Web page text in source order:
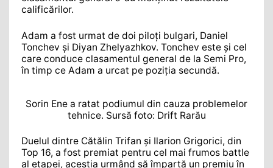
calificărilor.
Adam a fost urmat de doi piloți bulgari, Daniel
Tonchev și Diyan Zhelyazhkov. Tonchev este și cel
care conduce clasamentul general de la Semi Pro,
în timp ce Adam a urcat pe poziția secundă.
Sorin Ene a ratat podiumul din cauza problemelor
tehnice. Sursă foto: Drift Rarău
Duelul dintre Cătălin Trifan și Ilarion Grigorici, din
Top 16, a fost premiat pentru cel mai frumos battle
al etapei, aceștia urmând să împartă un premiu în